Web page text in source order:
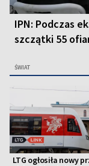
IPN: Podczas
szczątki 55
ŚWIAT
LTG ogłosiła nowy